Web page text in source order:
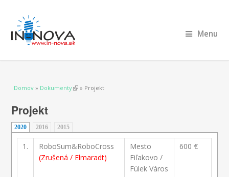
Menu
Nachádzate sa tu
Domov » Dokumenty(link is external)
» Projekt
Projekt
2020 (aktívna karta)
2016 2015
1.
RoboSum&RoboCross
(Zrušená / Elmaradt)
Mesto
Fiľakovo /
Fülek Város
600 €